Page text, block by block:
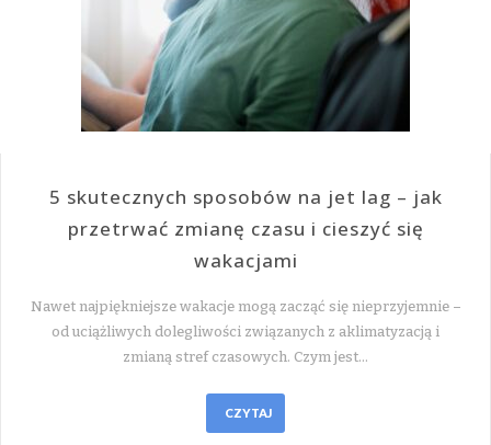
5 skutecznych sposobów na jet lag – jak
przetrwać zmianę czasu i cieszyć się
wakacjami
Nawet najpiękniejsze wakacje mogą zacząć się nieprzyjemnie –
od uciążliwych dolegliwości związanych z aklimatyzacją i
zmianą stref czasowych. Czym jest…
CZYTAJ